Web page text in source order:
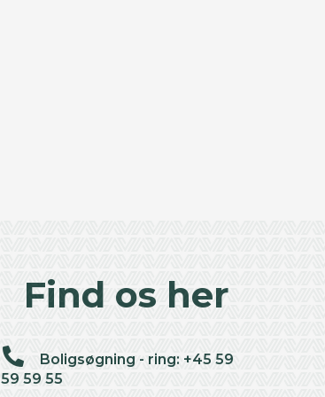
Find os her
Boligsøgning - ring: +45 59
59 59 55